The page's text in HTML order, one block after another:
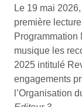
Le 19 mai
première
Programmation
musique les
2025 intitulé
engagements
l’Organisation